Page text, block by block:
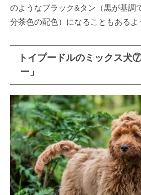
のようなブラック&タン（黒が基調
分茶色の配色）になることもあるよ
トイプードルのミックス犬
ー」